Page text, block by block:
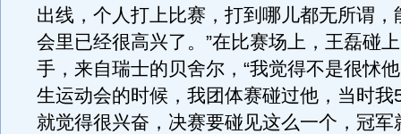
出线，个人打上比赛，打到哪儿都无所谓，
会里已经很高兴了。”在比赛场上，王磊碰
手，来自瑞士的贝舍尔，“我觉得不是很怵
生运动会的时候，我团体赛碰过他，当时我
就觉得很兴奋，决赛要碰见这么一个，冠军